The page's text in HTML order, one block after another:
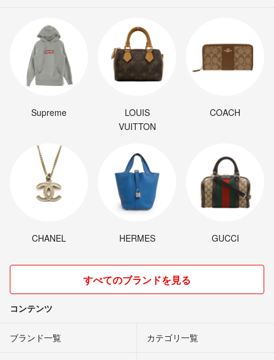
Supreme
LOUIS
VUITTON
COACH
CHANEL HERMES GUCCI
すべてのブランドを見る
コンテンツ
ブランド一覧 カテゴリ一覧